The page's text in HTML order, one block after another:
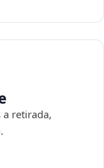
a retirada,